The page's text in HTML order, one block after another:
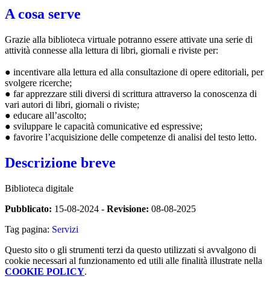
A cosa serve
Grazie alla biblioteca virtuale potranno essere attivate una serie di
attività connesse alla lettura di libri, giornali e riviste per:
● incentivare alla lettura ed alla consultazione di opere editoriali, per
svolgere ricerche;
● far apprezzare stili diversi di scrittura attraverso la conoscenza di
vari autori di libri, giornali o riviste;
● educare all’ascolto;
● sviluppare le capacità comunicative ed espressive;
● favorire l’acquisizione delle competenze di analisi del testo letto.
Descrizione breve
Biblioteca digitale
Pubblicato: 15-08-2024 - Revisione: 08-08-2025
Tag pagina: Servizi
Questo sito o gli strumenti terzi da questo utilizzati si avvalgono di
cookie necessari al funzionamento ed utili alle finalità illustrate nella
COOKIE POLICY.